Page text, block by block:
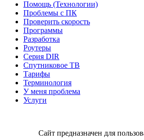
Помощь (Технологии)
Проблемы с ПК
Проверить скорость
Программы
Разработка
Роутеры
Серия DIR
Спутниковое ТВ
Тарифы
Терминология
У меня проблема
Услуги
Сайт предназначен для